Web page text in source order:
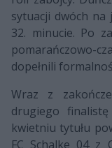
sytuacji dwóch na
32. minucie. Po
pomarańczowo-
dopełnili
Wraz z
drugiego
kwietniu tytułu
FC Schalke 04 z